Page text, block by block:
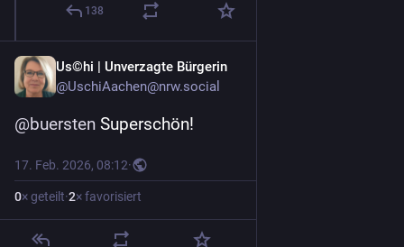
138
Us©hi | Unverzagte Bürgerin
@UschiAachen@nrw.social
@buersten Superschön!
17. Feb. 2026, 08:12·
0× geteilt·2× favorisiert